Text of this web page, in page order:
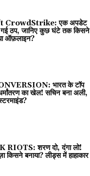
CrowdStrike: एक अपडेट
गई ठप, जानिए कुछ घंटे तक किसने
ऑफ़लाइन?
भारत के टॉप
धर्मांतरण का खेल! सचिन बना अली,
RIOTS: शरण दो, दंगा लो!
किसने बनाया? लीड्स में हाहाकार